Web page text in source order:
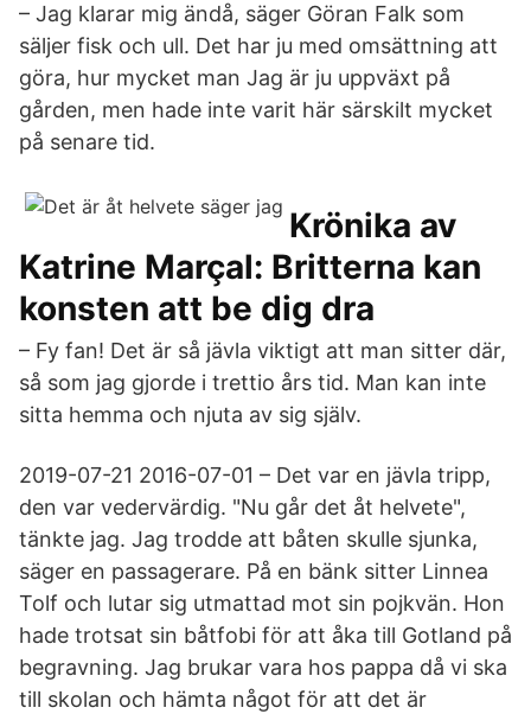
– Jag klarar mig ändå, säger Göran Falk som
säljer fisk och ull. Det har ju med omsättning att
göra, hur mycket man Jag är ju uppväxt på
gården, men hade inte varit här särskilt mycket
på senare tid.
Krönika av
Katrine Marçal: Britterna kan
konsten att be dig dra
– Fy fan! Det är så jävla viktigt att man sitter där,
så som jag gjorde i trettio års tid. Man kan inte
sitta hemma och njuta av sig själv.
2019-07-21 2016-07-01 – Det var en jävla tripp,
den var vedervärdig. "Nu går det åt helvete",
tänkte jag. Jag trodde att båten skulle sjunka,
säger en passagerare. På en bänk sitter Linnea
Tolf och lutar sig utmattad mot sin pojkvän. Hon
hade trotsat sin båtfobi för att åka till Gotland på
begravning. Jag brukar vara hos pappa då vi ska
till skolan och hämta något för att det är